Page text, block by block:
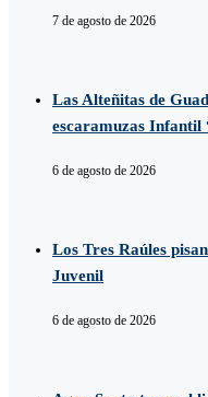
7 de agosto de 2026
Las Alteñitas de
escaramuzas Infantil
6 de agosto de 2026
Los Tres Raúles
Juvenil
6 de agosto de 2026